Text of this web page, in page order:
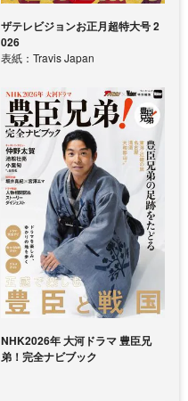
ザテレビジョンお正月超特大号 2
026
表紙：Travis Japan
NHK2026年 大河ドラマ 豊臣兄
弟！完全ナビブック